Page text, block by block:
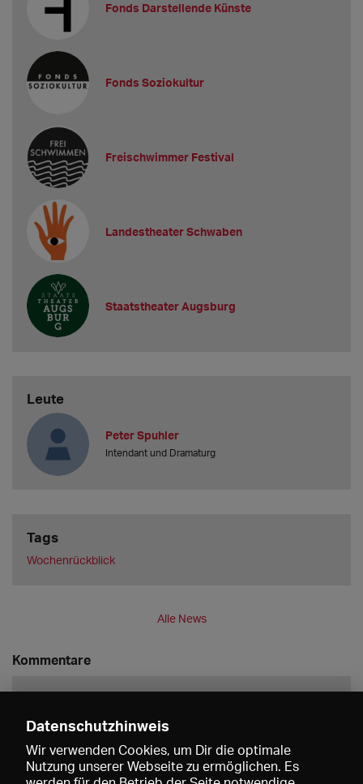
Fonds Darstellende Künste
Fonds Soziokultur
Freischwimmer Festival
Landestheater Schwaben
Staatstheater Augsburg
Leute
Peter Spuhler
Intendant und Dramaturg
Tags
Wochenrückblick
Alle News
Kommentare
Datenschutzhinweis
Wir verwenden Cookies, um Dir die optimale
Nutzung unserer Webseite zu ermöglichen. Es